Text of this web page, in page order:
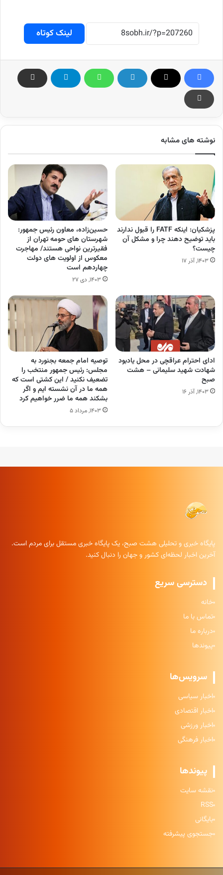
لینک کوتاه
نوشته های مشابه
پزشکیان: اینکه FATF را قبول ندارند
باید توضیح دهند چرا و مشکل آن
چیست؟
۱۴۰۳, آذر ۱۷
حسین‌زاده، معاون رئیس جمهور:
شهرستان های حومه تهران از
فقیرترین نواحی هستند/ مهاجرت
معکوس از اولویت های دولت
چهاردهم است
۱۴۰۳, دی ۲۷
ادای احترام عراقچی در محل یادبود
شهادت شهید سلیمانی – هشت
صبح
۱۴۰۳, آذر ۱۶
توصیه امام جمعه بجنورد به
مجلس: رئیس جمهور منتخب را
تضعیف نکنید / این کشتی است که
همه ما در آن نشسته ایم و اگر
بشکند همه ما ضرر خواهیم کرد
۱۴۰۳, مرداد ۵
پایگاه خبری و تحلیلی هشت صبح، یک پایگاه خبری مستقل برای مردم است.
آخرین اخبار لحظه‌ای کشور و جهان را دنبال کنید.
دسترسی سریع
خانه
تماس با ما
درباره ما
پیوندها
سرویس‌ها
اخبار سیاسی
اخبار اقتصادی
اخبار ورزشی
اخبار فرهنگی
پیوندها
نقشه سایت
RSS
بایگانی
جستجوی پیشرفته